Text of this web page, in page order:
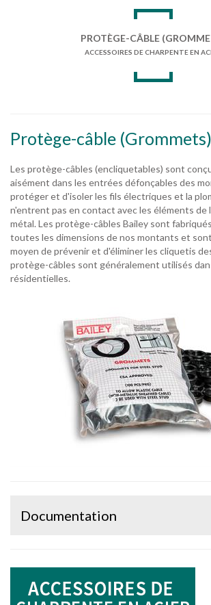
PROTÈGE-CÂBLE
ACCESSOIRES DE CHARPENTE EN
Protège-câble (Grommets)
Les protège-câbles (encliquetables) sont
aisément dans les entrées défonçables des
protéger et d'isoler les fils électriques et la
n'entrent pas en contact avec les éléments de
métal. Les protège-câbles Bailey sont
toutes les dimensions de nos montants et
moyen de prévenir et d'éliminer les cliquetis
protège-câbles sont généralement utilisés
résidentielles.
Documentation